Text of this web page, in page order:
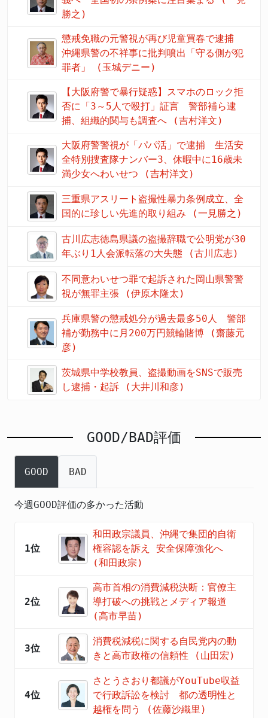
勝之)
懲戒免職の元警視が再び児童買春で逮捕
沖縄県警の不祥事に批判噴出「守る側が犯
罪者」 (玉城デニー)
【大阪府警で暴行疑惑】スマホのロック拒
否に「3～5人で殴打」証言 警部補ら逮
捕、組織的関与も調査へ (吉村洋文)
大阪府警警視が「パパ活」で逮捕 生活安
全特別捜査隊ナンバー3、休暇中に16歳未
満少女へわいせつ (吉村洋文)
三重県アスリート盗撮性暴力条例成立、全
国的に珍しい先進的取り組み (一見勝之)
古川広志徳島県議の盗撮辞職で公明党が30
年ぶり1人会派転落の大失態 (古川広志)
不同意わいせつ罪で起訴された岡山県警警
視が無罪主張 (伊原木隆太)
兵庫県警の懲戒処分が過去最多50人 警部
補が勤務中に月200万円競輪賭博 (齋藤元
彦)
茨城県中学校教員、盗撮動画をSNSで販売
し逮捕・起訴 (大井川和彦)
GOOD/BAD評価
GOOD BAD
今週GOOD評価の多かった活動
1位
和田政宗議員、沖縄で集団的自衛
権容認を訴え 安全保障強化へ
(和田政宗)
2位
高市首相の消費減税決断：官僚主
導打破への挑戦とメディア報道
(高市早苗)
3位
消費税減税に関する自民党内の動
きと高市政権の信頼性 (山田宏)
4位
さとうさおり都議がYouTube収益
で行政訴訟を検討 都の透明性と
越権を問う (佐藤沙織里)